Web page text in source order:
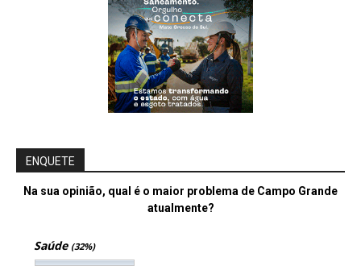
ENQUETE
Na sua opinião, qual é o maior problema de Campo Grande
atualmente?
Saúde (32%)